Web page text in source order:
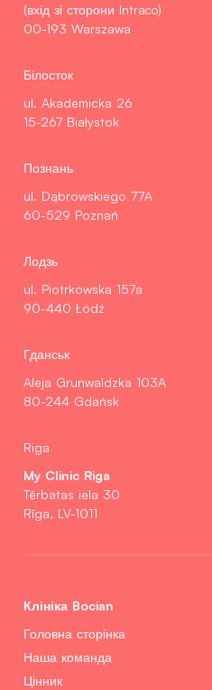
(вхід зі сторони Intraco)
00-193 Warszawa
Білосток
ul. Akademicka 26
15-267 Białystok
Познань
ul. Dąbrowskiego 77A
60-529 Poznań
Лодзь
ul. Piotrkowska 157a
90-440 Łódź
Гданськ
Aleja Grunwaldzka 103A
80-244 Gdańsk
Riga
My Clinic Riga
Tērbatas iela 30
Rīga, LV-1011
Клініка Bocian
Головна сторінка
Наша команда
Цінник